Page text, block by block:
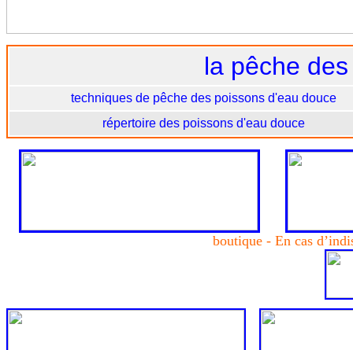
lapêche des
techniques de pêche des poissons d'eau douce
répertoire des poissons d'eau douce
boutique - En cas